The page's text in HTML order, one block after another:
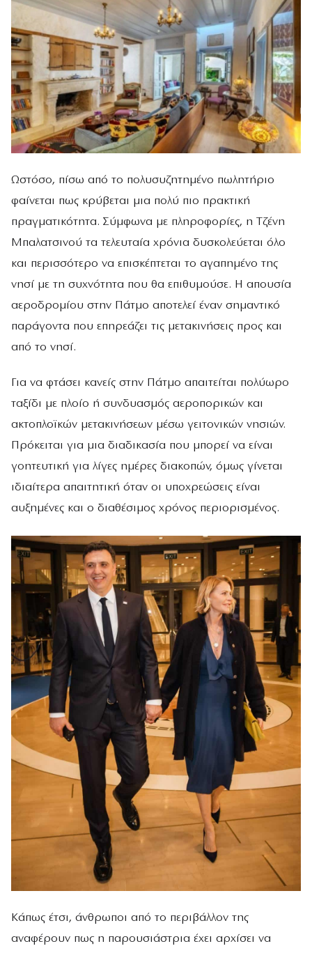
Ωστόσο, πίσω από το πολυσυζητημένο πωλητήριο
φαίνεται πως κρύβεται μια πολύ πιο πρακτική
πραγματικότητα. Σύμφωνα με πληροφορίες, η Τζένη
Μπαλατσινού τα τελευταία χρόνια δυσκολεύεται όλο
και περισσότερο να επισκέπτεται το αγαπημένο της
νησί με τη συχνότητα που θα επιθυμούσε. Η απουσία
αεροδρομίου στην Πάτμο αποτελεί έναν σημαντικό
παράγοντα που επηρεάζει τις μετακινήσεις προς και
από το νησί.
Για να φτάσει κανείς στην Πάτμο απαιτείται πολύωρο
ταξίδι με πλοίο ή συνδυασμός αεροπορικών και
ακτοπλοϊκών μετακινήσεων μέσω γειτονικών νησιών.
Πρόκειται για μια διαδικασία που μπορεί να είναι
γοητευτική για λίγες ημέρες διακοπών, όμως γίνεται
ιδιαίτερα απαιτητική όταν οι υποχρεώσεις είναι
αυξημένες και ο διαθέσιμος χρόνος περιορισμένος.
Κάπως έτσι, άνθρωποι από το περιβάλλον της
αναφέρουν πως η παρουσιάστρια έχει αρχίσει να